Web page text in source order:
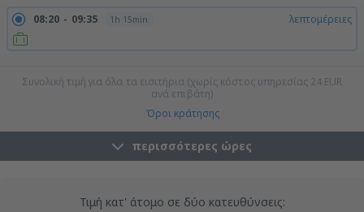
08:20 09:35 1h 15min λεπτομέρειες
Συνολική τιμή για όλα τα εισιτήρια (χωρίς κόστος υπηρεσίας 24 EUR
ανά επιβάτη)
Όροι κράτησης
περισσότερες ώρες
Τιμή κατ' άτομο σε δύο κατευθύνσεις: